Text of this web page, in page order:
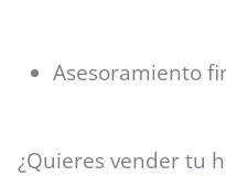
Asesoramiento
¿Quieres vender tu